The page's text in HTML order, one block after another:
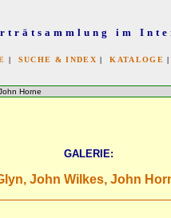
im
| SUCHE & INDEX |KATALOGE
Horne
GALERIE:
John Wilkes, John